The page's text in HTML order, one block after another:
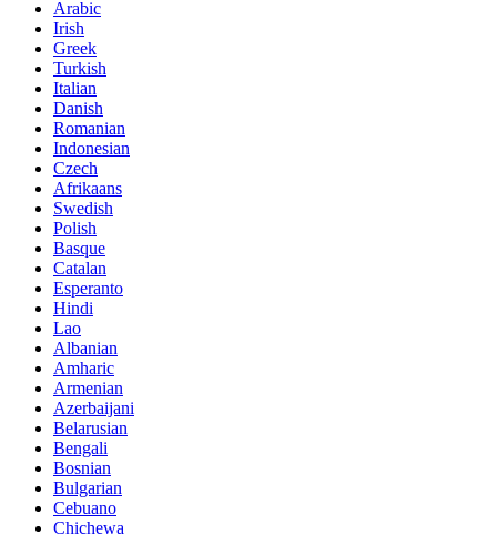
Arabic
Irish
Greek
Turkish
Italian
Danish
Romanian
Indonesian
Czech
Afrikaans
Swedish
Polish
Basque
Catalan
Esperanto
Hindi
Lao
Albanian
Amharic
Armenian
Azerbaijani
Belarusian
Bengali
Bosnian
Bulgarian
Cebuano
Chichewa